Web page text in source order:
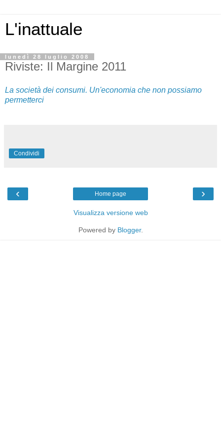
L'inattuale
lunedì 28 luglio 2008
Riviste: Il Margine 2011
La società dei consumi. Un'economia che non possiamo
permetterci
Condividi
‹ ›
Home page
Visualizza versione web
Powered by Blogger.